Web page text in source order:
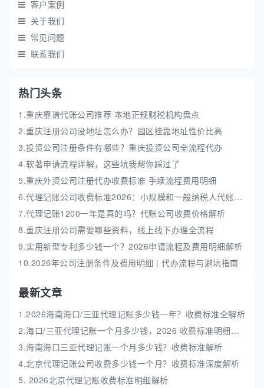
客户案例
关于我们
常见问题
联系我们
热门头条
1.重庆靠谱代账公司推荐 本地正规财税机构盘点
2.重庆注册公司没地址怎么办？园区挂靠地址性价比高
3.投资公司注册条件有哪些？重庆投资公司全流程代办
4.软著申请流程详解，这些坑我帮你踩过了
5.重庆外资公司注册代办收费标准 手续流程费用明细
6.代理记账公司收费标准2026：小规模和一般纳税人代账费解析
7.代理记账1200一年是真的吗？代账公司收费价格解析
8.重庆注册公司需要哪些资料，线上线下办理全流程
9.实用新型专利多少钱一个？2026申请流程及费用明细解析
10.2026年公司注册条件及费用明细 | 代办流程与避坑指南
最新文章
1.2026海南海口/三亚代理记账多少钱一年？收费标准全解析
2.海口/三亚代理记账一个月多少钱，2026 收费标准明细解析
3.海南海口三亚代理记账一个月多少钱？收费标准解析
4.北京代理记账公司收费多少钱一个月？收费标准深度解析
5. 2026北京代理记账收费标准明细解析